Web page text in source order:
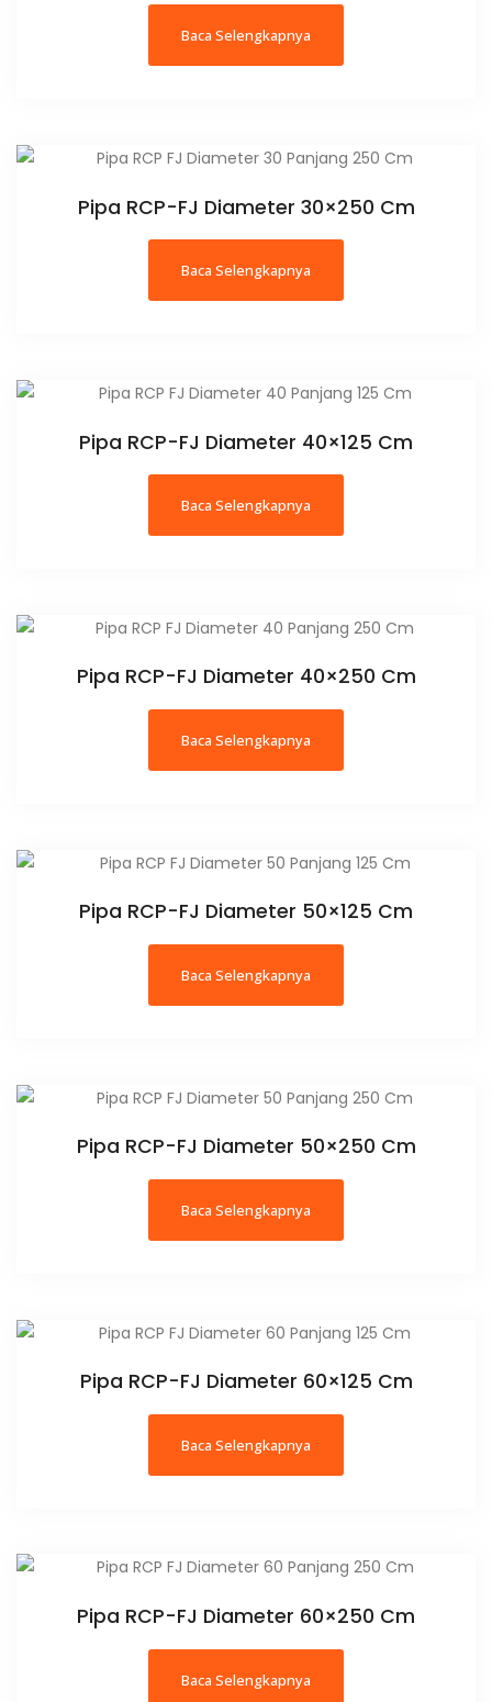
Baca Selengkapnya
Pipa RCP-FJ Diameter 30×250 Cm
Baca Selengkapnya
Pipa RCP-FJ Diameter 40×125 Cm
Baca Selengkapnya
Pipa RCP-FJ Diameter 40×250 Cm
Baca Selengkapnya
Pipa RCP-FJ Diameter 50×125 Cm
Baca Selengkapnya
Pipa RCP-FJ Diameter 50×250 Cm
Baca Selengkapnya
Pipa RCP-FJ Diameter 60×125 Cm
Baca Selengkapnya
Pipa RCP-FJ Diameter 60×250 Cm
Baca Selengkapnya